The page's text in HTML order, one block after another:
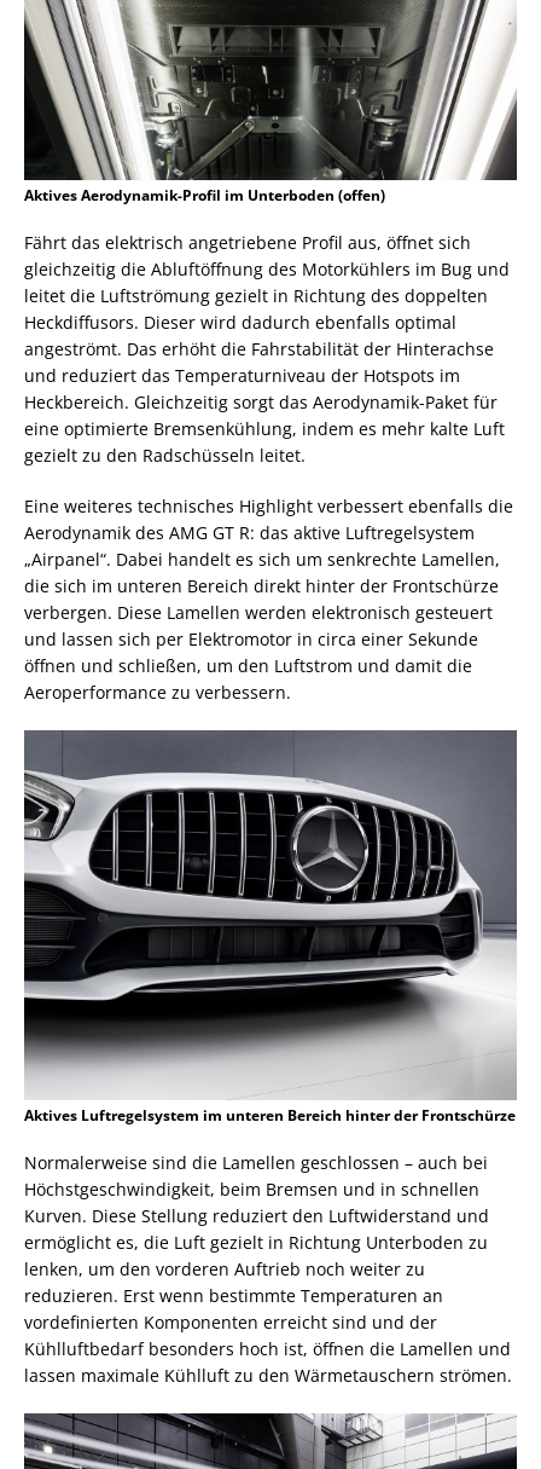
Aktives Aerodynamik-Profil im Unterboden (offen)
Fährt das elektrisch angetriebene Profil aus, öffnet sich
gleichzeitig die Abluftöffnung des Motorkühlers im Bug und
leitet die Luftströmung gezielt in Richtung des doppelten
Heckdiffusors. Dieser wird dadurch ebenfalls optimal
angeströmt. Das erhöht die Fahrstabilität der Hinterachse
und reduziert das Temperaturniveau der Hotspots im
Heckbereich. Gleichzeitig sorgt das Aerodynamik-Paket für
eine optimierte Bremsenkühlung, indem es mehr kalte Luft
gezielt zu den Radschüsseln leitet.
Eine weiteres technisches Highlight verbessert ebenfalls die
Aerodynamik des AMG GT R: das aktive Luftregelsystem
„Airpanel“. Dabei handelt es sich um senkrechte Lamellen,
die sich im unteren Bereich direkt hinter der Frontschürze
verbergen. Diese Lamellen werden elektronisch gesteuert
und lassen sich per Elektromotor in circa einer Sekunde
öffnen und schließen, um den Luftstrom und damit die
Aeroperformance zu verbessern.
Aktives Luftregelsystem im unteren Bereich hinter der Frontschürze
Normalerweise sind die Lamellen geschlossen – auch bei
Höchstgeschwindigkeit, beim Bremsen und in schnellen
Kurven. Diese Stellung reduziert den Luftwiderstand und
ermöglicht es, die Luft gezielt in Richtung Unterboden zu
lenken, um den vorderen Auftrieb noch weiter zu
reduzieren. Erst wenn bestimmte Temperaturen an
vordefinierten Komponenten erreicht sind und der
Kühlluftbedarf besonders hoch ist, öffnen die Lamellen und
lassen maximale Kühlluft zu den Wärmetauschern strömen.